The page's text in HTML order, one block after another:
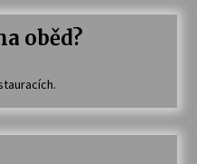
oběd?